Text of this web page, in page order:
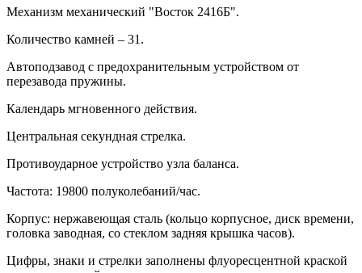
Механизм механический "Восток 2416Б".
Количество камней – 31.
Автоподзавод с предохранительным устройством от
перезавода пружины.
Календарь мгновенного действия.
Центральная секундная стрелка.
Противоударное устройство узла баланса.
Частота: 19800 полуколебаний/час.
Корпус: нержавеющая сталь (кольцо корпусное, диск времени,
головка заводная, со стеклом задняя крышка часов).
Цифры, знаки и стрелки заполнены флуоресцентной краской